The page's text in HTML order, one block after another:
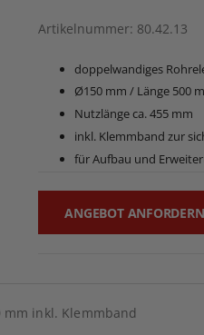
Artikelnummer 80.42.13
doppelwandiges
Ø150 mm / Länge 500
Nutzlänge ca. 455 mm
inkl. Klemmband zur
für Aufbau und
ANGEBOT ANFORDERN
inkl. Klemmband